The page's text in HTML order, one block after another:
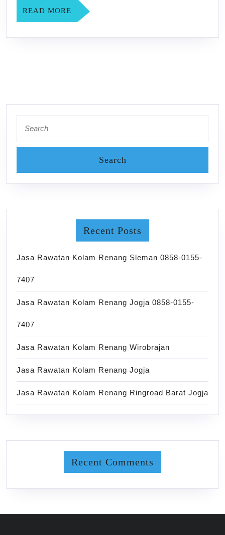
READ MORE READ
MORE
for:
Recent Posts
Jasa Rawatan Kolam Renang Sleman 0858-0155-
7407
Jasa Rawatan Kolam Renang Jogja 0858-0155-
7407
Jasa Rawatan Kolam Renang Wirobrajan
Jasa Rawatan Kolam Renang Jogja
Jasa Rawatan Kolam Renang Ringroad Barat Jogja
Recent Comments